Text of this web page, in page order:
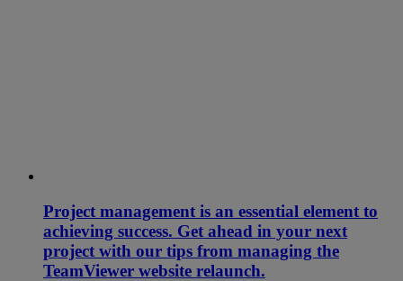
Project management is an essential element to
achieving success. Get ahead in your next
project with our tips from managing the
TeamViewer website relaunch.